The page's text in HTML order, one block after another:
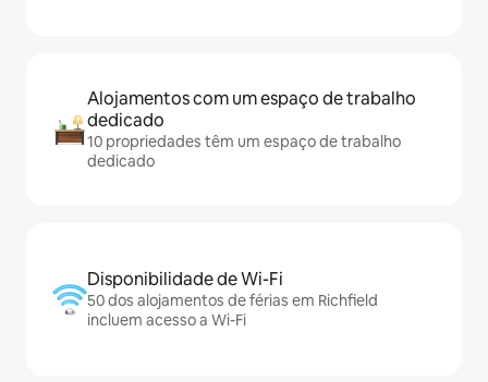
Alojamentos com um espaço de trabalho
dedicado
10 propriedades têm um espaço de trabalho
dedicado
Disponibilidade de Wi-Fi
50 dos alojamentos de férias em Richfield
incluem acesso a Wi-Fi